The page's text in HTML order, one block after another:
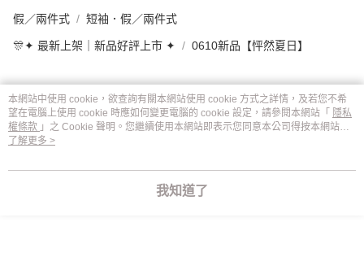
假／兩件式 短袖．假／兩件式
🎊✦ 最新上架｜新品好評上市 ✦ 0610新品【怦然夏日】
評價
喜歡這個商品嗎？購買後給他一個好評吧
本網站中使用 cookie，欲查詢有關本網站使用 cookie 方式之詳情，及若您不希
望在電腦上使用 cookie 時應如何變更電腦的 cookie 設定，請參閱本網站「 隱私
權條款 」之 Cookie 聲明。您繼續使用本網站即表示您同意本公司得按本網站使
用條款之 Cookie 聲明使用 cookie。
了解更多 >
我知道了